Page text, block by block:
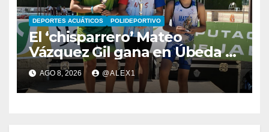
DEPORTES ACUÁTICOS POLIDEPORTIVO
El ‘chisparrero’ Mateo
Vázquez Gil gana en Úbeda y
se proclama subcampeón de
Andalucía de acuatlón
AGO 8, 2026 @ALEX1